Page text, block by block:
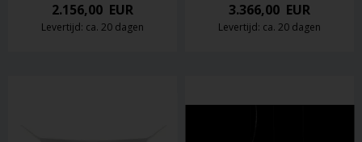
2.156,00 EUR
Levertijd: ca. 20 dagen
3.366,00 EUR
Levertijd: ca. 20 dagen